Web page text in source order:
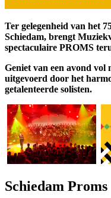
Ter gelegenheid van het
Schiedam, brengt
spectaculaire PROMS
Geniet van een avond vol
uitgevoerd door het
getalenteerde solisten.
Schiedam Proms